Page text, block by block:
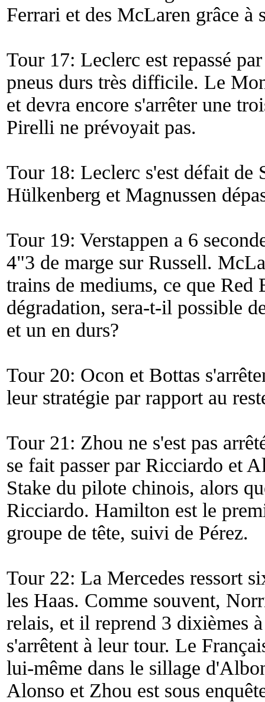
Ferrari et des McLaren grâce à
Tour 17: Leclerc est repassé
pneus durs très difficile. Le
et devra encore s'arrêter une
Pirelli ne prévoyait pas.
Tour 18: Leclerc s'est défait de
Hülkenberg et Magnussen
Tour 19: Verstappen a 6
4"3 de marge sur Russell.
trains de mediums, ce que
dégradation, sera-t-il possible
et un en durs?
Tour 20: Ocon et Bottas
leur stratégie par rapport au
Tour 21: Zhou ne s'est pas
se fait passer par Ricciardo et
Stake du pilote chinois, alors
Ricciardo. Hamilton est le
groupe de tête, suivi de Pérez.
Tour 22: La Mercedes ressort
les Haas. Comme souvent,
relais, et il reprend 3 dixièmes
s'arrêtent à leur tour. Le
lui-même dans le sillage
Alonso et Zhou est sous